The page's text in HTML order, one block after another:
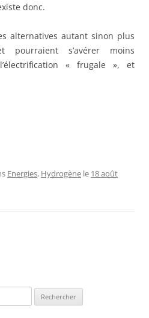
donc.
alternatives autant sinon plus
pourraient s’avérer moins
« frugale », et
Energies, Hydrogène le 18 août